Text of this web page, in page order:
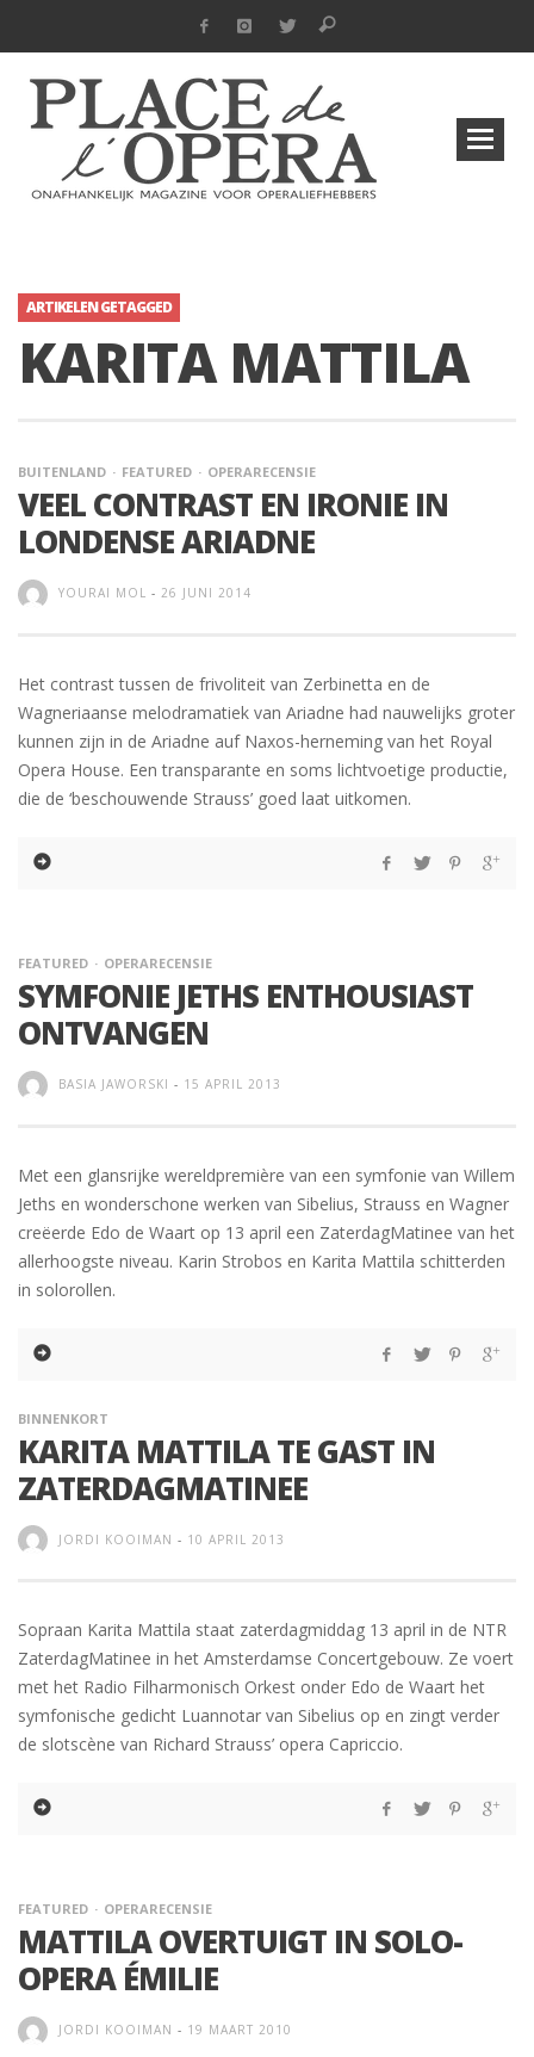
ARTIKELEN GETAGGED
KARITA MATTILA
BUITENLAND FEATURED OPERARECENSIE
VEEL CONTRAST EN IRONIE IN
LONDENSE ARIADNE
YOURAI MOL - 26 JUNI 2014
Het contrast tussen de frivoliteit van Zerbinetta en de
Wagneriaanse melodramatiek van Ariadne had nauwelijks groter
kunnen zijn in de Ariadne auf Naxos-herneming van het Royal
Opera House. Een transparante en soms lichtvoetige productie,
die de ‘beschouwende Strauss’ goed laat uitkomen.
FEATURED OPERARECENSIE
SYMFONIE JETHS ENTHOUSIAST
ONTVANGEN
BASIA JAWORSKI - 15 APRIL 2013
Met een glansrijke wereldpremière van een symfonie van Willem
Jeths en wonderschone werken van Sibelius, Strauss en Wagner
creëerde Edo de Waart op 13 april een ZaterdagMatinee van het
allerhoogste niveau. Karin Strobos en Karita Mattila schitterden
in solorollen.
BINNENKORT
KARITA MATTILA TE GAST IN
ZATERDAGMATINEE
JORDI KOOIMAN - 10 APRIL 2013
Sopraan Karita Mattila staat zaterdagmiddag 13 april in de NTR
ZaterdagMatinee in het Amsterdamse Concertgebouw. Ze voert
met het Radio Filharmonisch Orkest onder Edo de Waart het
symfonische gedicht Luannotar van Sibelius op en zingt verder
de slotscène van Richard Strauss’ opera Capriccio.
FEATURED OPERARECENSIE
MATTILA OVERTUIGT IN SOLO-
OPERA ÉMILIE
JORDI KOOIMAN - 19 MAART 2010